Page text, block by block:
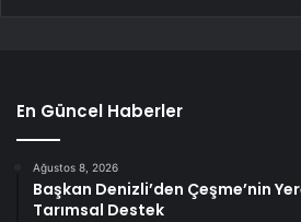
En Güncel Haberler
Ağustos 8, 2026
Başkan Denizli’den Çeşme’nin
Tarımsal Destek